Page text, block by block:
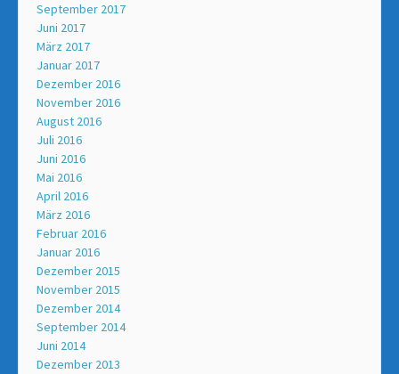
September 2017
Juni 2017
März 2017
Januar 2017
Dezember 2016
November 2016
August 2016
Juli 2016
Juni 2016
Mai 2016
April 2016
März 2016
Februar 2016
Januar 2016
Dezember 2015
November 2015
Dezember 2014
September 2014
Juni 2014
Dezember 2013